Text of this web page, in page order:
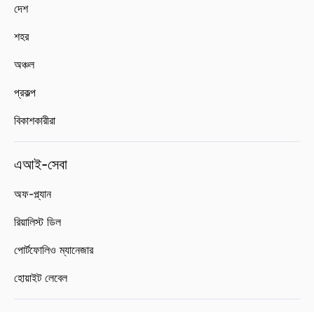
দেশ
শহর
অঞ্চল
প্রকল্প
বিকাশকারীরা
এআই-সেবা
অফ-প্ল্যান
রিয়ালিস্ট ডিল
পোর্টফোলিও ম্যানেজার
হোয়াইট লেবেল